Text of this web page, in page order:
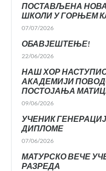
ПОСТАВЉЕНА
ШКОЛИ У ГОРЊЕМ
07/07/2026
ОБАВЈЕШТЕЊЕ!
22/06/2026
НАШ ХОР
АКАДЕМИЈИ
ПОСТОЈАЊА
09/06/2026
УЧЕНИК
ДИПЛОМЕ
07/06/2026
МАТУРСКО ВЕЧЕ
РАЗРЕДА